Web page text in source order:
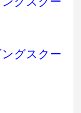
グスクー